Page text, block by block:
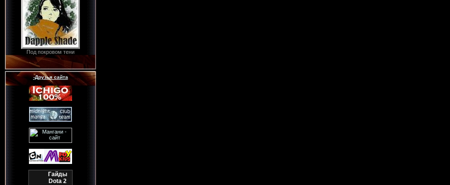
Под покровом тени
-Друзья сайта
Гайды
Dota 2